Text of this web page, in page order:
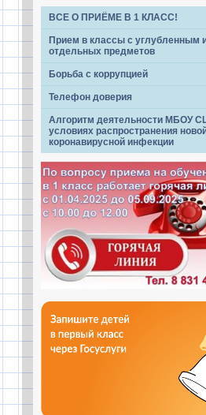
ВСЕ О ПРИЁМЕ В 1 КЛАСС!
Прием в классы с углубленным
отдельных предметов
Борьба с коррупцией
Телефон доверия
Алгоритм деятельности МБОУ
условиях распространения
коронавирусной инфекции